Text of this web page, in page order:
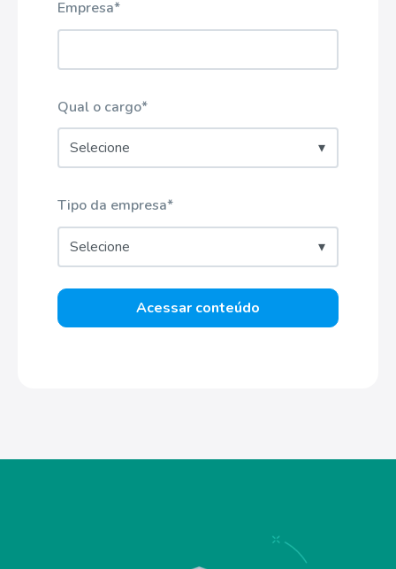
Empresa*
Qual o cargo*
Tipo da empresa*